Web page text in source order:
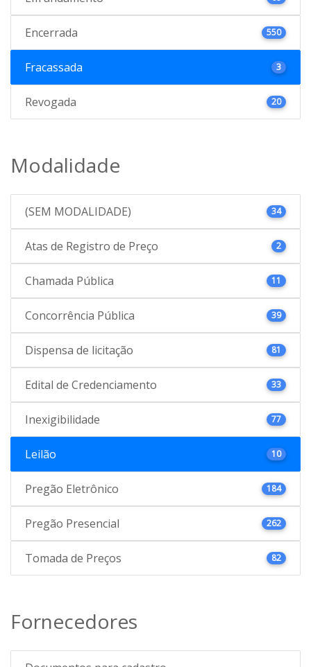
Encerrada 550
Fracassada 3
Revogada 20
Modalidade
(SEM MODALIDADE) 34
Atas de Registro de Preço 2
Chamada Pública 11
Concorrência Pública 39
Dispensa de licitação 81
Edital de Credenciamento 33
Inexigibilidade 77
Leilão 10
Pregão Eletrônico 184
Pregão Presencial 262
Tomada de Preços 82
Fornecedores